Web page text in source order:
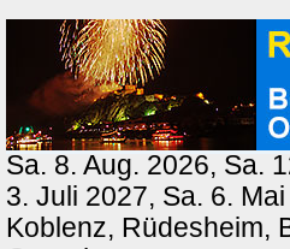
Sa. 8. Aug. 2026, Sa.
3. Juli 2027, Sa. 6.
Koblenz, Rüdesheim,